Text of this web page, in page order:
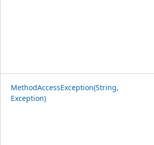
MethodAccessException(String,
Exception)